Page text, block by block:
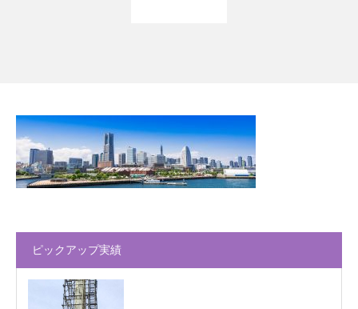
ピックアップ実績
会社概要